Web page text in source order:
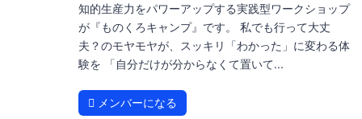
知的生産力をパワーアップする実践型ワークショップ
が『ものくろキャンプ』です。 私でも行って大丈
夫？のモヤモヤが、スッキリ「わかった」に変わる体
験を 「自分だけが分からなくて置いて...
メンバーになる